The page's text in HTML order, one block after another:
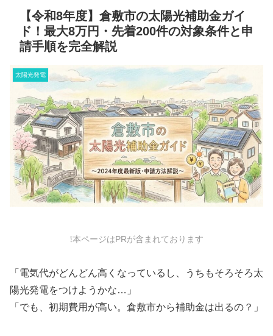
【令和8年度】倉敷市の太陽光補助金ガイ
ド！最大8万円・先着200件の対象条件と申
請手順を完全解説
太陽光発電
❕本ページはPRが含まれております
「電気代がどんどん高くなっているし、うちもそろそろ太
陽光発電をつけようかな…」
「でも、初期費用が高い。倉敷市から補助金は出るの？」